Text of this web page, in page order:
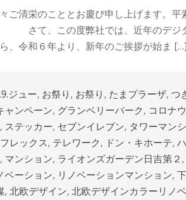
清栄のこととお慶び申し上げます。平
、この度弊社では、近年のデジタ
、令和６年より、新年のご挨拶が始ま […]
ジュー, お祭り , お祭り , たまプラーザ, つ
ャンペーン, グランベリーパーク, コロナ
, ステッカー, セブンイレブン, タワーマン
レックス, テレワーク, ドン・キホーテ,
, マンション, ライオンズガーデン日吉第２ ,
ベーション, リノベーションマンション,
, 北欧デザイン, 北欧デザインカラーリノ